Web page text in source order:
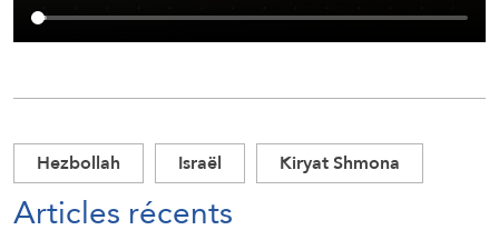
Hezbollah Israël Kiryat Shmona
Articles récents